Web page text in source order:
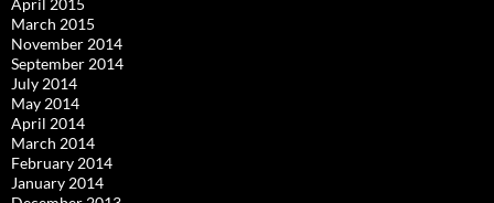
April 2015
March 2015
November 2014
September 2014
July 2014
May 2014
April 2014
March 2014
February 2014
January 2014